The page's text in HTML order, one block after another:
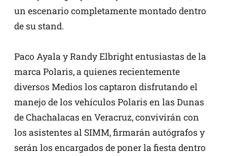
un escenario completamente montado dentro
de su stand.
Paco Ayala y Randy Elbright entusiastas de la
marca Polaris, a quienes recientemente
diversos Medios los captaron disfrutando el
manejo de los vehículos Polaris en las Dunas
de Chachalacas en Veracruz, convivirán con
los asistentes al SIMM, firmarán autógrafos y
serán los encargados de poner la fiesta dentro